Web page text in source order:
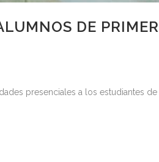
DE PRIMER
presenciales a los estudiantes de